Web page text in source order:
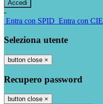
-
Entra con SPID Entra con CIE
Seleziona utente
button close ×
Recupero password
button close ×